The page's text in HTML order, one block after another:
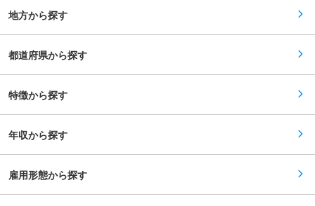
ている弊社サービスの支援を幅広く経験できます
ビスにまつわる支援に深く入り込みます。そのた
めクリエイティブかつアグレッシブな組織で「ビ
ジネスにコミットする」をミッションに、守りだ
ン機能）と実現性の最大化（ナビゲーション機
ナーとして高いバリューを発揮しています。AIや
リーガルツールを積極的に活用し、また、競争力
の源泉としてのバリューを発揮して戦略的な法務
地方から探す
都道府県から探す
特徴から探す
年収から探す
雇用形態から探す